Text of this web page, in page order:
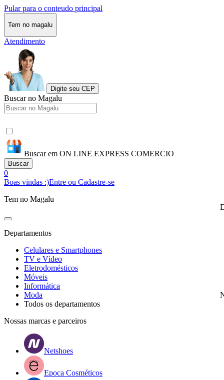
Pular para o conteudo principal
Tem no magalu
Atendimento
Digite seu CEP
Buscar no Magalu
Buscar em ON LINE EXPRESS COMERCIO
Buscar
0
Boas vindas :)Entre ou Cadastre-se
Tem no Magalu
Departamentos
Celulares e Smartphones
TV e Vídeo
Eletrodomésticos
Móveis
Informática
Moda
Todos os departamentos
Nossas marcas e parceiros
Netshoes
Epoca Cosméticos